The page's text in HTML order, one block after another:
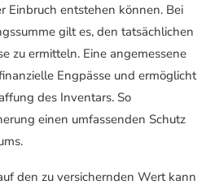
Einbruch entstehen können. Bei
gilt es, den tatsächlichen
zu ermitteln. Eine angemessene
Engpässe und ermöglicht
des Inventars. So
einen umfassenden Schutz
den zu versichernden Wert kann